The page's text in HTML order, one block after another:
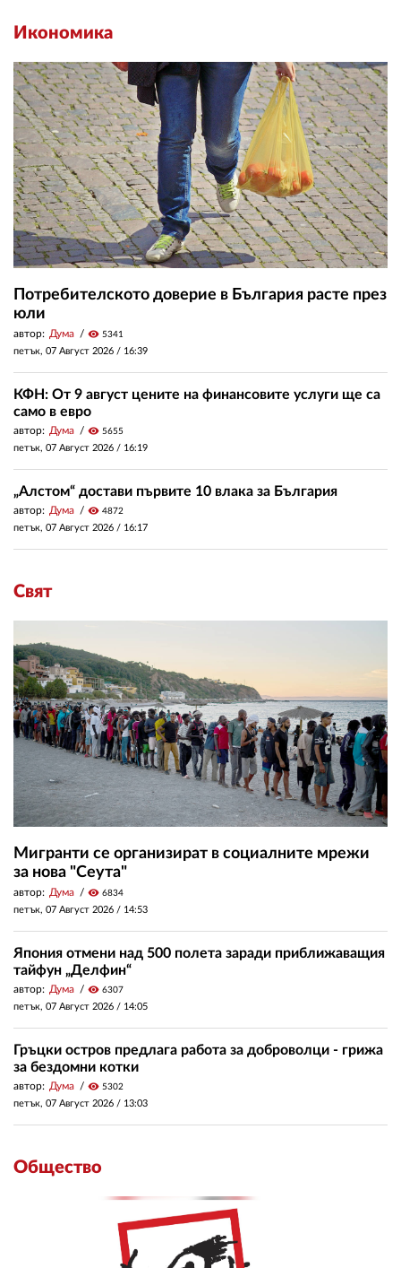
Икономика
Потребителското доверие в България расте през
юли
автор: Дума visibility 5341
петък, 07 Август 2026 / 16:39
КФН: От 9 август цените на финансовите услуги ще са
само в евро
автор: Дума visibility 5655
петък, 07 Август 2026 / 16:19
„Алстом“ достави първите 10 влака за България
автор: Дума visibility 4872
петък, 07 Август 2026 / 16:17
Свят
Мигранти се организират в социалните мрежи
за нова "Сеута"
автор: Дума visibility 6834
петък, 07 Август 2026 / 14:53
Япония отмени над 500 полета заради приближаващия
тайфун „Делфин“
автор: Дума visibility 6307
петък, 07 Август 2026 / 14:05
Гръцки остров предлага работа за доброволци - грижа
за бездомни котки
автор: Дума visibility 5302
петък, 07 Август 2026 / 13:03
Общество